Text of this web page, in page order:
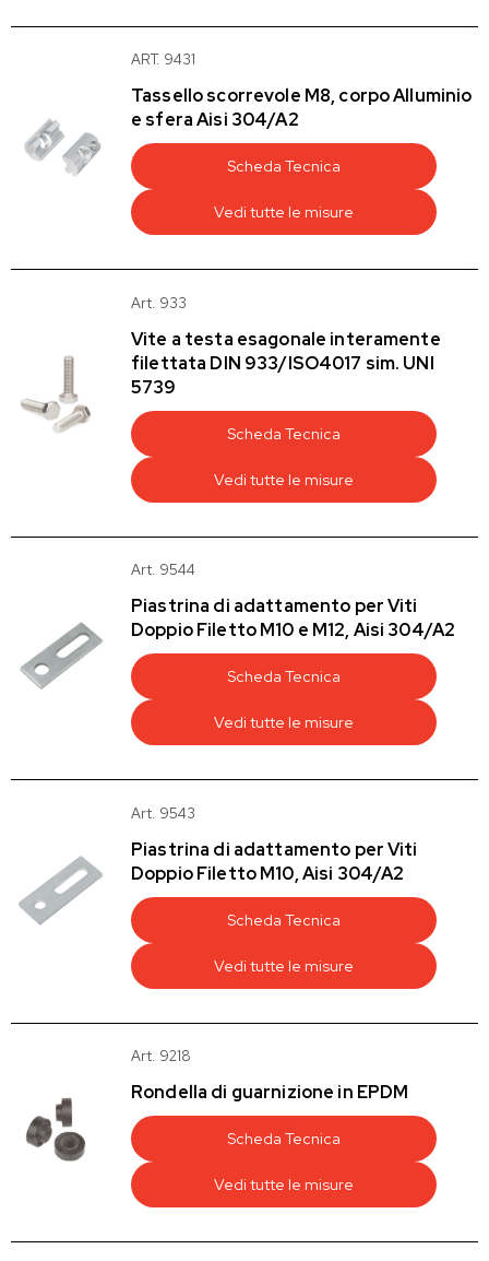
ART. 9431
Tassello scorrevole M8, corpo Alluminio
e sfera Aisi 304/A2
Scheda Tecnica
Vedi tutte le misure
Art. 933
Vite a testa esagonale interamente
filettata DIN 933/ISO4017 sim. UNI
5739
Scheda Tecnica
Vedi tutte le misure
Art. 9544
Piastrina di adattamento per Viti
Doppio Filetto M10 e M12, Aisi 304/A2
Scheda Tecnica
Vedi tutte le misure
Art. 9543
Piastrina di adattamento per Viti
Doppio Filetto M10, Aisi 304/A2
Scheda Tecnica
Vedi tutte le misure
Art. 9218
Rondella di guarnizione in EPDM
Scheda Tecnica
Vedi tutte le misure